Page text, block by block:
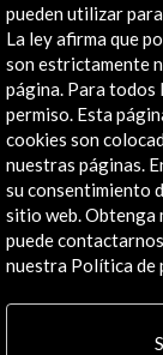
+34 91 700
José
28003
Canales de
Institucional
Actividades
pueden utilizar
La ley afirma que
son estrictamente
página. Para todos
permiso. Esta
cookies son
nuestras páginas.
su consentimiento
sitio web. Obtenga
puede
nuestra Política de